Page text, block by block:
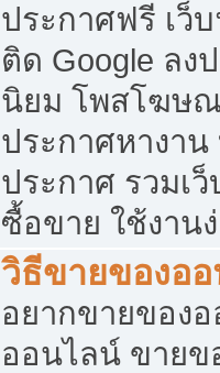
ประกาศฟรี เว็
ติด Google ลง
นิยม โพสโฆษ
ประกาศหางาน
ประกาศ รวมเ
ซื้อขาย ใช้งาน
วิธีขายของอ
อยากขายของ
ออนไลน์ ขายข